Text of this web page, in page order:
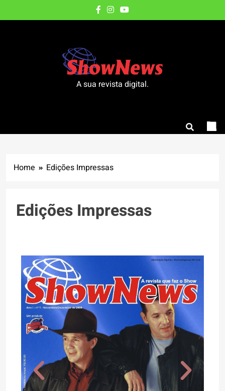
A sua revista digital.
Home Edições Impressas
Edições Impressas